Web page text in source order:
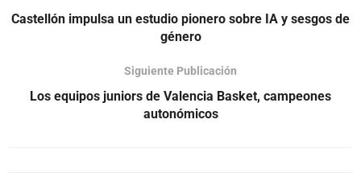
Castellón impulsa un estudio pionero sobre IA y sesgos de
género
Siguiente Publicación
Los equipos juniors de Valencia Basket, campeones
autonómicos